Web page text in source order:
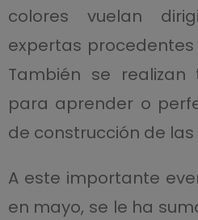
colores vuelan
expertas
También se realizan
para aprender o
de construcción de
A este importante
en mayo, se le ha